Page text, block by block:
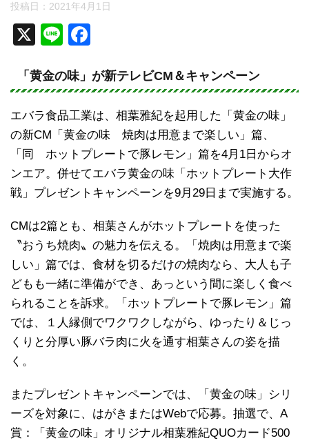
投稿日： 2021年4月1日
X
Li
e
c
e
b
o
o
k
「黄金の味」が新テレビCM＆キャンペーン
エバラ食品工業は、相葉雅紀を起用した「黄金の味」
の新CM「黄金の味 焼肉は用意まで楽しい」篇、
「同 ホットプレートで豚レモン」篇を4月1日からオ
ンエア。併せてエバラ黄金の味「ホットプレート大作
戦」プレゼントキャンペーンを9月29日まで実施する。
CMは2篇とも、相葉さんがホットプレートを使った
〝おうち焼肉〟の魅力を伝える。「焼肉は用意まで楽
しい」篇では、食材を切るだけの焼肉なら、大人も子
どもも一緒に準備ができ、あっという間に楽しく食べ
られることを訴求。「ホットプレートで豚レモン」篇
では、１人縁側でワクワクしながら、ゆったり＆じっ
くりと分厚い豚バラ肉に火を通す相葉さんの姿を描
く。
またプレゼントキャンペーンでは、「黄金の味」シリ
ーズを対象に、はがきまたはWebで応募。抽選で、A
賞：「黄金の味」オリジナル相葉雅紀QUOカード500